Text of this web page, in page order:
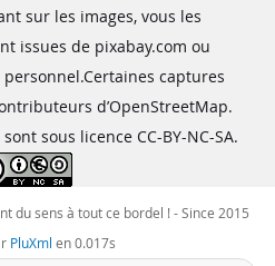
sur les images, vous les
issues de pixabay.com ou
captures
d’OpenStreetMap.
sous licence CC-BY-NC-SA.
du sens à tout ce bordel ! - Since 2015
PluXml en 0.017s